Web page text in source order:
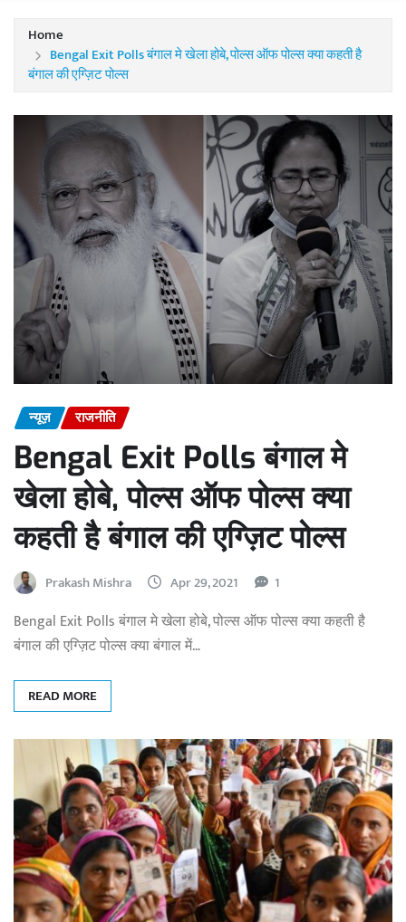
Home
Bengal Exit Polls बंगाल मे खेला होबे, पोल्स ऑफ पोल्स क्या कहती है
बंगाल की एग्ज़िट पोल्स
न्यूज़ राजनीति
Bengal Exit Polls बंगाल मे
खेला होबे, पोल्स ऑफ पोल्स क्या
कहती है बंगाल की एग्ज़िट पोल्स
Prakash Mishra Apr 29, 2021 1
Bengal Exit Polls बंगाल मे खेला होबे, पोल्स ऑफ पोल्स क्या कहती है
बंगाल की एग्ज़िट पोल्स क्या बंगाल में…
READ MORE